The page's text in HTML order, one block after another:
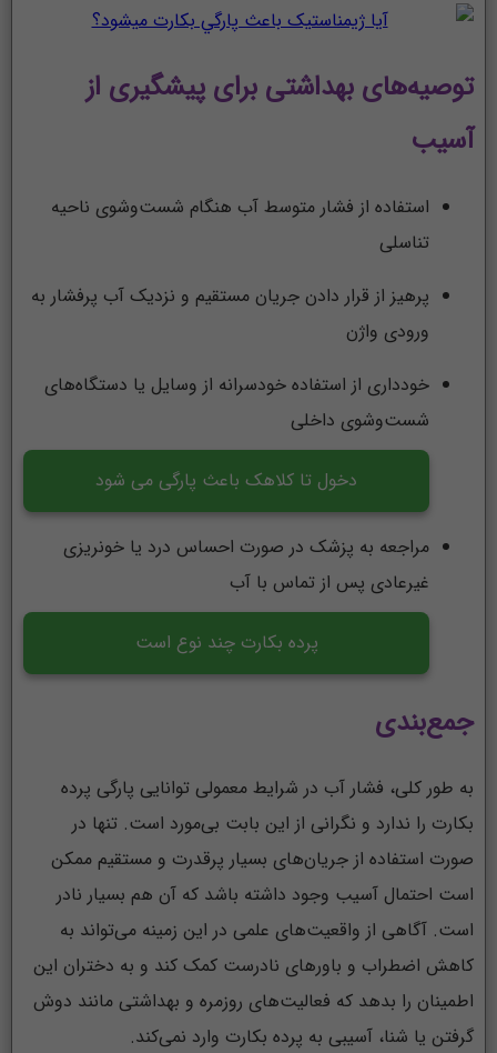
توصیه‌های بهداشتی برای پیشگیری از
آسیب
استفاده از فشار متوسط آب هنگام شست‌وشوی ناحیه
تناسلی
پرهیز از قرار دادن جریان مستقیم و نزدیک آب پرفشار به
ورودی واژن
خودداری از استفاده خودسرانه از وسایل یا دستگاه‌های
شست‌وشوی داخلی
دخول تا کلاهک باعث پارگی می شود
مراجعه به پزشک در صورت احساس درد یا خونریزی
غیرعادی پس از تماس با آب
پرده بکارت چند نوع است
جمع‌بندی
به طور کلی، فشار آب در شرایط معمولی توانایی پارگی پرده
بکارت را ندارد و نگرانی از این بابت بی‌مورد است. تنها در
صورت استفاده از جریان‌های بسیار پرقدرت و مستقیم ممکن
است احتمال آسیب وجود داشته باشد که آن هم بسیار نادر
است. آگاهی از واقعیت‌های علمی در این زمینه می‌تواند به
کاهش اضطراب و باورهای نادرست کمک کند و به دختران این
اطمینان را بدهد که فعالیت‌های روزمره و بهداشتی مانند دوش
گرفتن یا شنا، آسیبی به پرده بکارت وارد نمی‌کند.